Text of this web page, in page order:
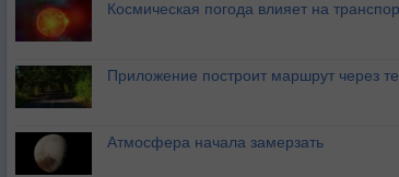
Космическая погода влияет на
Приложение построит маршрут через
Атмосфера начала замерзать